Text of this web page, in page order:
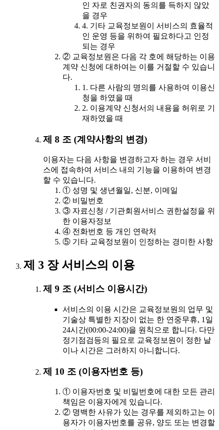
인 자로 친권자의 동의를 득하지 않았
을 경우
4. 기타 교육정보원이 서비스의 효율적
인 운영 등을 위하여 필요하다고 인정
되는 경우
② 교육정보원은 다음 각 호에 해당하는 이용
계약 신청에 대하여는 이를 거절할 수 있습니
다.
1. 다른 사람의 명의를 사용하여 이용신
청을 하였을 때
2. 이용계약 신청서의 내용을 허위로 기
재하였을 때
제 8 조 (계약사항의 변경)
이용자는 다음 사항을 변경하고자 하는 경우 서비
스에 접속하여 서비스 내의 기능을 이용하여 변경
할 수 있습니다.
① 성명 및 생년월일, 신분, 이메일
② 비밀번호
③ 자료신청 / 기관회원서비스 권한설정을 위
한 이용자정보
④ 전화번호 등 개인 연락처
⑤ 기타 교육정보원이 인정하는 경미한 사항
제 3 장 서비스의 이용
제 9 조 (서비스 이용시간)
서비스의 이용 시간은 교육정보원의 업무 및
기술상 특별한 지장이 없는 한 연중무휴, 1일
24시간(00:00-24:00)을 원칙으로 합니다. 다만
정기점검등의 필요로 교육정보원이 정한 날
이나 시간은 그러하지 아니합니다.
제 10 조 (이용자번호 등)
① 이용자번호 및 비밀번호에 대한 모든 관리
책임은 이용자에게 있습니다.
② 명백한 사유가 있는 경우를 제외하고는 이
용자가 이용자번호를 공유, 양도 또는 변경할